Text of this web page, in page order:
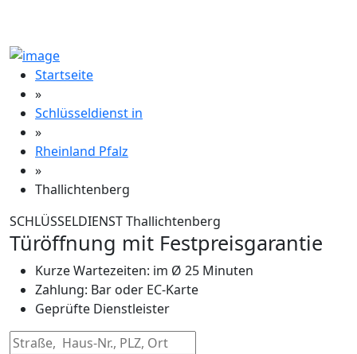
Startseite
»
Schlüsseldienst in
»
Rheinland Pfalz
»
Thallichtenberg
SCHLÜSSELDIENST Thallichtenberg
Türöffnung mit Festpreisgarantie
Kurze Wartezeiten: im Ø 25 Minuten
Zahlung: Bar oder EC-Karte
Geprüfte Dienstleister